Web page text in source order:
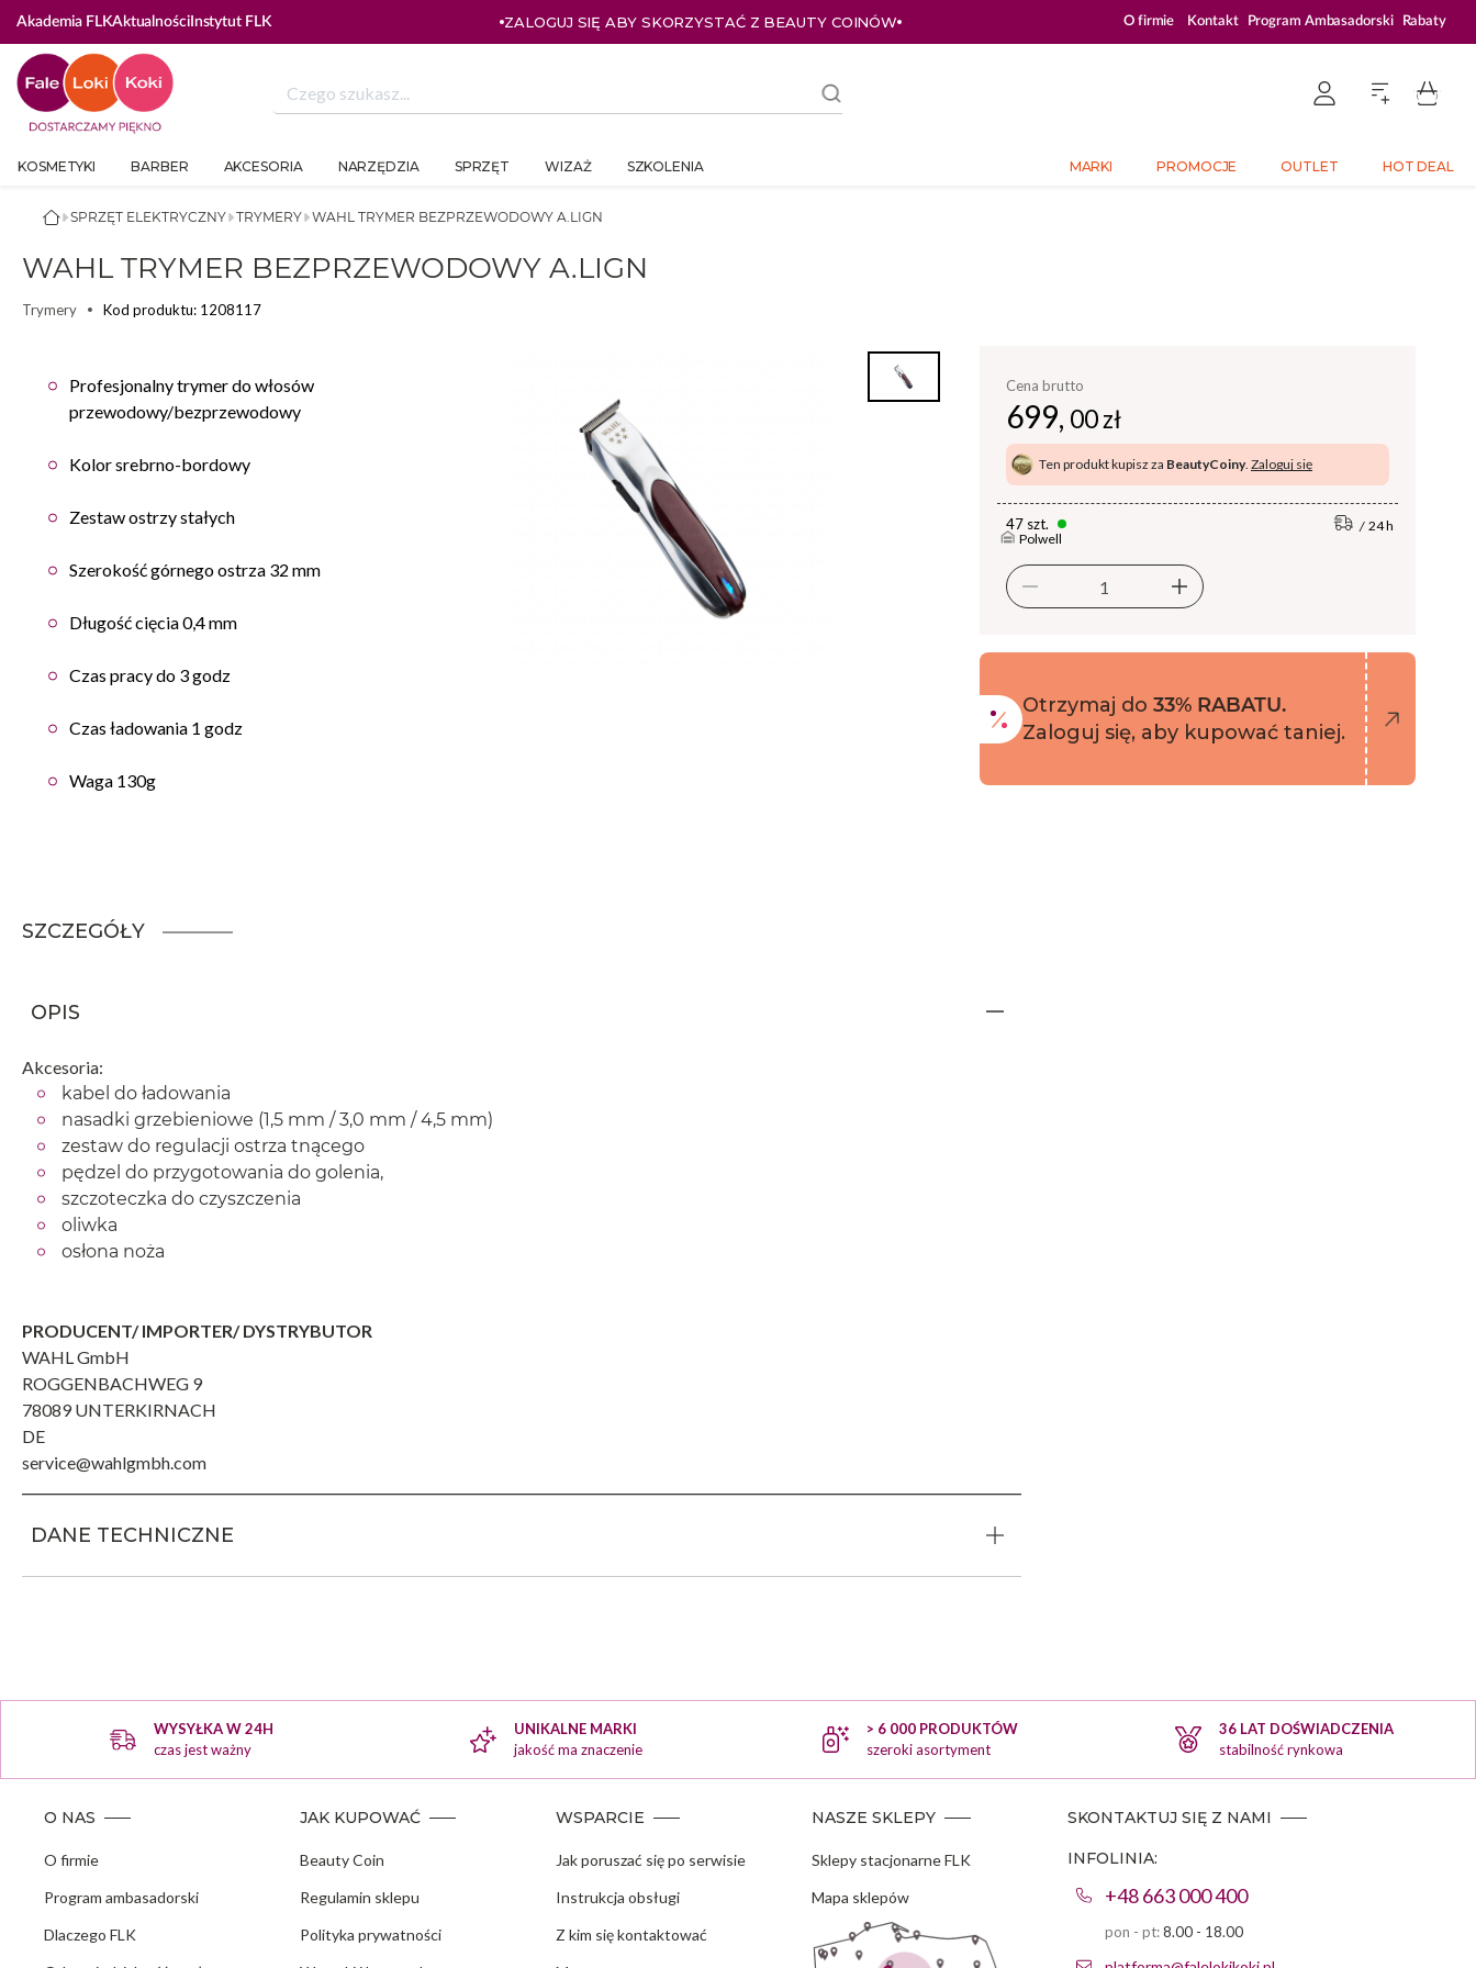
Akademia FLKAktualnościInstytut FLK ZALOGUJ SIĘ ABY SKORZYSTAĆ Z BEAUTY COINÓW ZALOGUJ SIĘ I KUPUJ TANIEJ – AŻ 33% ZNIŻKI
O firmie Kontakt Program Ambasadorski Rabaty
KOSMETYKI BARBER AKCESORIA NARZĘDZIA SPRZĘT WIZAŻ SZKOLENIA MARKI PROMOCJE OUTLET HOT DEAL
WAHL TRYMER BEZPRZEWODOWY A.LIGN
TRYMERY
SPRZĘT ELEKTRYCZNY
WAHL TRYMER BEZPRZEWODOWY A.LIGN
Trymery Kod produktu: 1208117
Profesjonalny trymer do włosów
przewodowy/bezprzewodowy
Kolor srebrno-bordowy
Zestaw ostrzy stałych
Szerokość górnego ostrza 32 mm
Długość cięcia 0,4 mm
Czas pracy do 3 godz
Czas ładowania 1 godz
Waga 130g
Cena brutto
699, 00 zł
Ten produkt kupisz za BeautyCoiny. Zaloguj się
47 szt.
Polwell
24 h
Otrzymaj do 33% RABATU.
Zaloguj się, aby kupować taniej.
SZCZEGÓŁY
OPIS
Akcesoria:
kabel do ładowania
nasadki grzebieniowe (1,5 mm / 3,0 mm / 4,5 mm)
zestaw do regulacji ostrza tnącego
pędzel do przygotowania do golenia,
szczoteczka do czyszczenia
oliwka
osłona noża
PRODUCENT/ IMPORTER/ DYSTRYBUTOR
WAHL GmbH
ROGGENBACHWEG 9
78089 UNTERKIRNACH
DE
service@wahlgmbh.com
DANE TECHNICZNE
WYSYŁKA W 24H
czas jest ważny
UNIKALNE MARKI
jakość ma znaczenie
> 6 000 PRODUKTÓW
szeroki asortyment
36 LAT DOŚWIADCZENIA
stabilność rynkowa
O NAS
O firmie
Program ambasadorski
Dlaczego FLK
JAK KUPOWAĆ
Beauty Coin
Regulamin sklepu
Polityka prywatności
WSPARCIE
Jak poruszać się po serwisie
Instrukcja obsługi
Z kim się kontaktować
NASZE SKLEPY
Sklepy stacjonarne FLK
Mapa sklepów
SKONTAKTUJ SIĘ Z NAMI
INFOLINIA:
+48 663 000 400
pon - pt:8.00 - 18.00